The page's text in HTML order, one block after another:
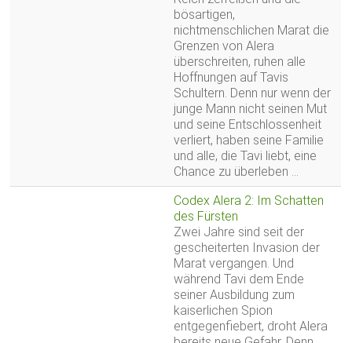
bösartigen,
nichtmenschlichen Marat die
Grenzen von Alera
überschreiten, ruhen alle
Hoffnungen auf Tavis
Schultern. Denn nur wenn der
junge Mann nicht seinen Mut
und seine Entschlossenheit
verliert, haben seine Familie
und alle, die Tavi liebt, eine
Chance zu überleben ...
Codex Alera 2: Im Schatten
des Fürsten
Zwei Jahre sind seit der
gescheiterten Invasion der
Marat vergangen. Und
während Tavi dem Ende
seiner Ausbildung zum
kaiserlichen Spion
entgegenfiebert, droht Alera